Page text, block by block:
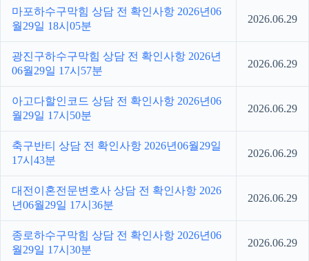
마포하수구막힘 상담 전 확인사항 2026년06
월29일 18시05분
2026.06.29
광진구하수구막힘 상담 전 확인사항 2026년
06월29일 17시57분
2026.06.29
아고다할인코드 상담 전 확인사항 2026년06
월29일 17시50분
2026.06.29
축구반티 상담 전 확인사항 2026년06월29일
17시43분
2026.06.29
대전이혼전문변호사 상담 전 확인사항 2026
년06월29일 17시36분
2026.06.29
종로하수구막힘 상담 전 확인사항 2026년06
월29일 17시30분
2026.06.29